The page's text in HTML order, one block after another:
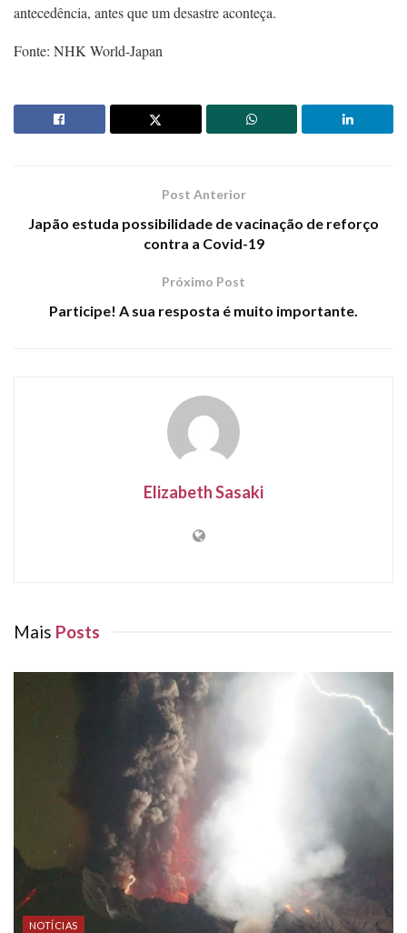
antecedência, antes que um desastre aconteça.
Fonte: NHK World-Japan
Post Anterior
Japão estuda possibilidade de vacinação de reforço
contra a Covid-19
Próximo Post
Participe! A sua resposta é muito importante.
Elizabeth Sasaki
Mais Posts
NOTÍCIAS